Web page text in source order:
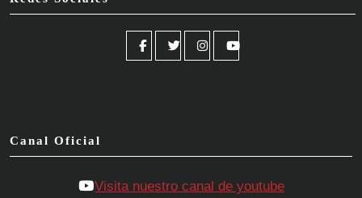
Facebook
Twitter Instagram
Canal Oficial
Visita nuestro canal de youtube